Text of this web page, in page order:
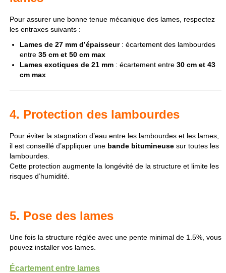
Pour assurer une bonne tenue mécanique des lames, respectez
les entraxes suivants :
Lames de 27 mm d’épaisseur: écartement des lambourdes
entre 35 cm et 50 cm max
Lames exotiques de 21 mm: écartement entre 30 cm et 43
cm max
4. Protection des lambourdes
Pour éviter la stagnation d’eau entre les lambourdes et les lames,
il est conseillé d’appliquer une bande bitumineusesur toutes les
lambourdes.
Cette protection augmente la longévité de la structure et limite les
risques d’humidité.
5. Pose des lames
Une fois la structure réglée avec une pente minimal de 1.5%, vous
pouvez installer vos lames.
Écartement entre lames